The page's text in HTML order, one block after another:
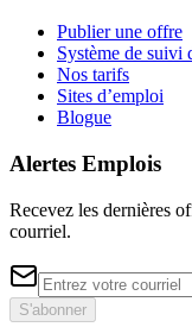
Publier une offre
Système de suivi
Nos tarifs
Sites d’emploi
Blogue
Alertes Emplois
Recevez les dernières
courriel.
S'abonner